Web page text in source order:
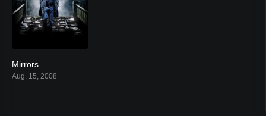
Mirrors
Aug. 15, 2008